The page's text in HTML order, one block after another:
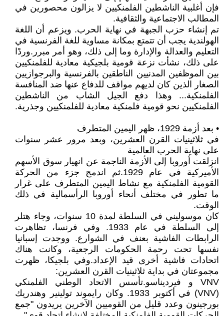
فإن أغلبية الناشطين الفلمنكيين لا يزالون محصورين في
المطالب الاجتماعية والثقافية.
تم إنشاء حزب الجبهة في نهاية الحرب. ويزعم أن اللغة
الهولندية يجب أن تتمتع بمكانة مساوية للغة الفرنسية في
التعليم والعدالة والإدارة وما إلى ذلك، وهو أمر مبرر.وردًا
على ذلك، نشأت نزعة قومية بلجيكية معادية للفلمنكيين
بين الموظفين المدنيين الناطقين بالفرنسية والبرجوازيين
الصغار الذين كان لديهم مواقف للدفاع عنها ضد المنافسة
الفلمنكية... وهذا دفع الجيل الشاب من الناشطين
الفلمنكيين نحو قومية فلمنكية معادية للفلمنكيين وجذرية.
• بعد أزمة 1929، ظهر اليمين المتطرف
في ثلاثينيات القرن العشرين، وبعد مرور عشر سنوات
على نهاية الحرب العالمية
انزلقت أوروبا إلى الأزمة الناجمة عن انهيار سوق الأسهم
الأميركية في عام 1929.ثم اندمج جزء من الحركة
القومية الفلمنكية مع نشاط اليمين المتطرف على غرار
ما تطور في مختلف أنحاء أوروبا الرأسمالية في ذلك
الوقت.
كان موسوليني في السلطة لمدة 10 سنوات، وجاء هتلر
إلى السلطة في عام 1933. وفي فرنسا، تظاهرت
الرابطات الفاشية بعنف في الشوارع. ووجدت إسبانيا
نفسها تحت رحمة الحكومات الرجعية، وكانت هناك
اتحادات فاشية أخرى قيد الإعداد.وفي بلجيكا، ظهرت
مجموعتان في بداية ثلاثينيات القرن العشرين:
VNV و فيرديناسو.تأسس الاتحاد الوطني الفلمنكي
(VNV) في أكتوبر 1933. وكان رايموند تولينير وهندريك
بورجينون وعدد قليل من القوميين الآخرين يريدون "جمع